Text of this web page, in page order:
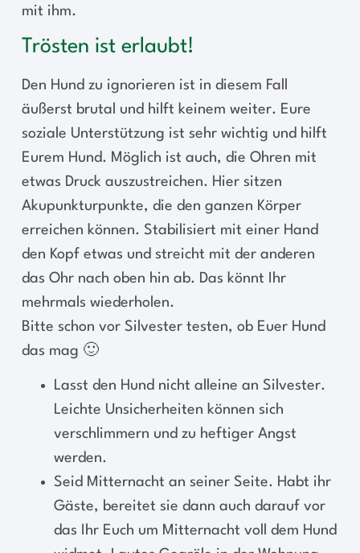
mit ihm.
Trösten ist erlaubt!
Den Hund zu ignorieren ist in diesem Fall
äußerst brutal und hilft keinem weiter. Eure
soziale Unterstützung ist sehr wichtig und hilft
Eurem Hund. Möglich ist auch, die Ohren mit
etwas Druck auszustreichen. Hier sitzen
Akupunkturpunkte, die den ganzen Körper
erreichen können. Stabilisiert mit einer Hand
den Kopf etwas und streicht mit der anderen
das Ohr nach oben hin ab. Das könnt Ihr
mehrmals wiederholen.
Bitte schon vor Silvester testen, ob Euer Hund
das mag 🙂
Lasst den Hund nicht alleine an Silvester.
Leichte Unsicherheiten können sich
verschlimmern und zu heftiger Angst
werden.
Seid Mitternacht an seiner Seite. Habt ihr
Gäste, bereitet sie dann auch darauf vor
das Ihr Euch um Mitternacht voll dem Hund